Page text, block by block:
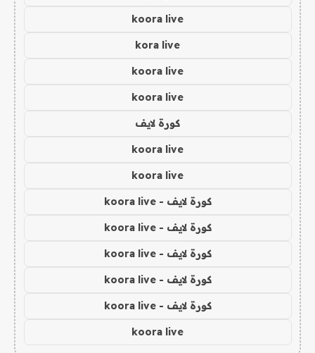
koora live
kora live
koora live
koora live
كورة لايف
koora live
koora live
كورة لايف - koora live
كورة لايف - koora live
كورة لايف - koora live
كورة لايف - koora live
كورة لايف - koora live
koora live